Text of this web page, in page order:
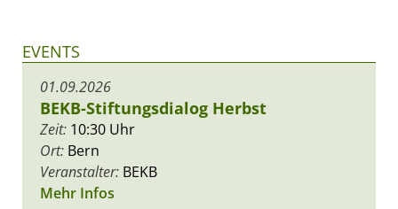
EVENTS
01.09.2026
BEKB-Stiftungsdialog Herbst
Zeit: 10:30 Uhr
Ort: Bern
Veranstalter: BEKB
Mehr Infos